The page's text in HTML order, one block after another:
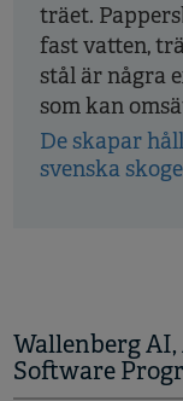
träet.
fast vatten,
stål är några
som kan
De skapar
svenska
Wallenberg
Software